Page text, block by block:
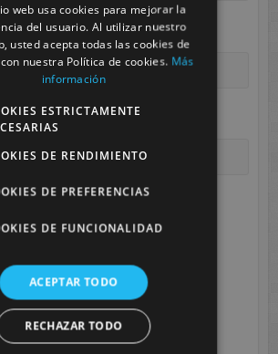
*
correo electrónico y web en este
próxima vez que comente.
web usa cookies para mejorar la
del usuario. Al utilizar nuestro
usted acepta todas las cookies de
nuestra Política de cookies. Más
información
ESTRICTAMENTE
DE RENDIMIENTO
DE PREFERENCIAS
DE FUNCIONALIDAD
ACEPTAR TODO
RECHAZAR TODO